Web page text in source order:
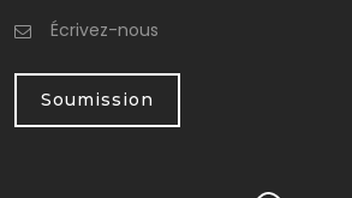
Écrivez-nous
Soumission